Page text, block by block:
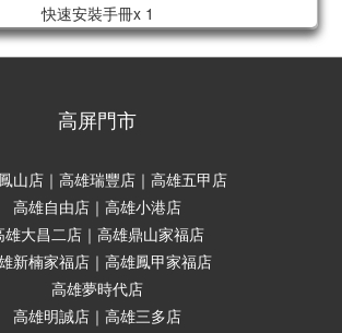
快速安裝手冊x 1
高屏門市
山店｜高雄瑞豐店｜高雄五甲店
高雄自由店｜高雄小港店
雄大昌二店｜高雄鼎山家福店
新楠家福店｜高雄鳳甲家福店
高雄夢時代店
高雄明誠店｜高雄三多店